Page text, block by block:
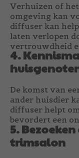
Verhuizen of
omgeving kan
diffuser kan
laten verlopen
vertrouwdheid
4.
De komst van
ander huisdier
diffuser helpt
bevordert een
5.
trimsalon